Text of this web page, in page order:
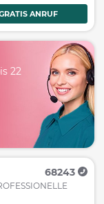
22
ANRUF
68243